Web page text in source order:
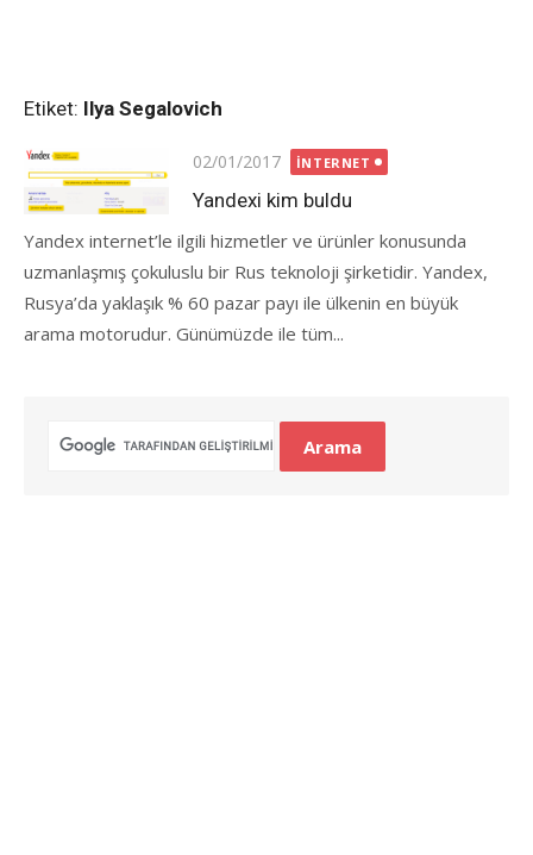
Etiket: Ilya Segalovich
Posted
on
02/01/2017 İNTERNET
Yandexi kim buldu
Yandex internet’le ilgili hizmetler ve ürünler konusunda
uzmanlaşmış çokuluslu bir Rus teknoloji şirketidir. Yandex,
Rusya’da yaklaşık % 60 pazar payı ile ülkenin en büyük
arama motorudur. Günümüzde ile tüm...